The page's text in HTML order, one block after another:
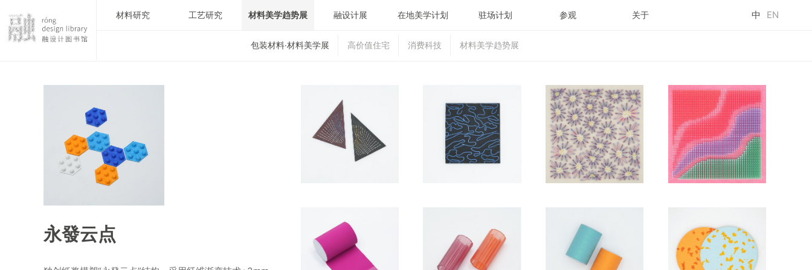
材料研究 工艺研究 材料美学趋势展
包装材料·材料美学展 高价值住宅 消费科技 材料美学趋势展
融设计展 在地美学计划 驻场计划 参观 关于 中 EN
永發云点